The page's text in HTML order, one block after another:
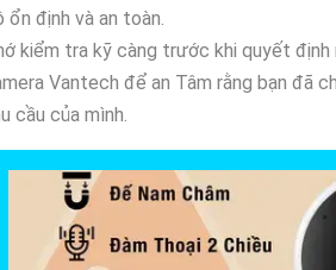
ổn định và an toàn.
kiểm tra kỹ càng trước khi quyết định
Vantech để an Tâm rằng bạn đã
cầu của mình.